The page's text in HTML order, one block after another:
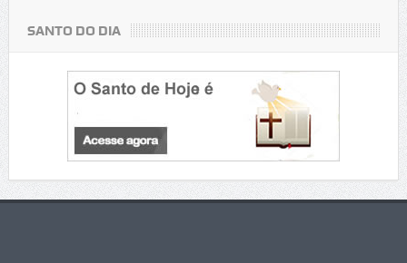
SANTO DO DIA